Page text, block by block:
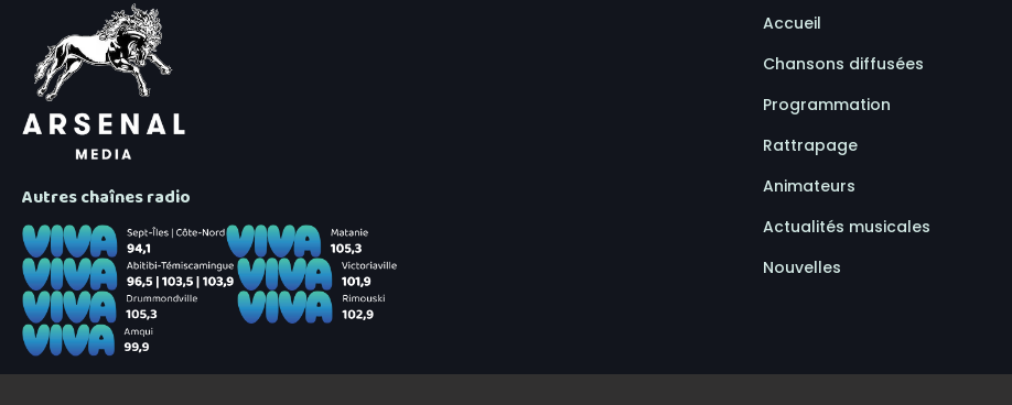
Autres chaînes radio
Accueil
Chansons diffusées
Programmation
Rattrapage
Animateurs
Actualités musicales
Nouvelles